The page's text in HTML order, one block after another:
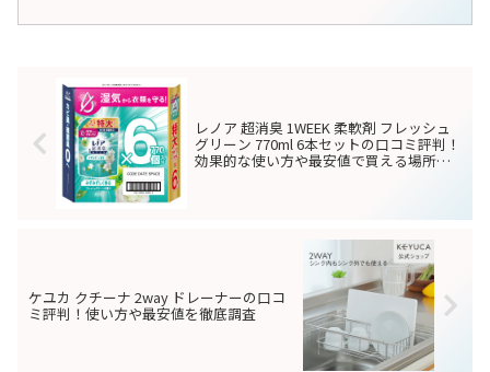
ロボット掃除機
実際の効果は？ユーザーの声を集
めました
を備えており、どんなタイプの床も徹底
的に掃除してくれます。これから、実際
BunBun!Bee 母の日ギフト アジ
サイ 鉢植え ss-mo-0005r の口コ
ミ評判 最安値やどこで買えるか
母の日に感謝を込めて。BunBun!Beeのア
ジサイが選ばれる理由毎年、母の日が近